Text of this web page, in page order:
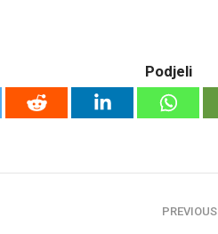
Podjeli
PREVIOUS